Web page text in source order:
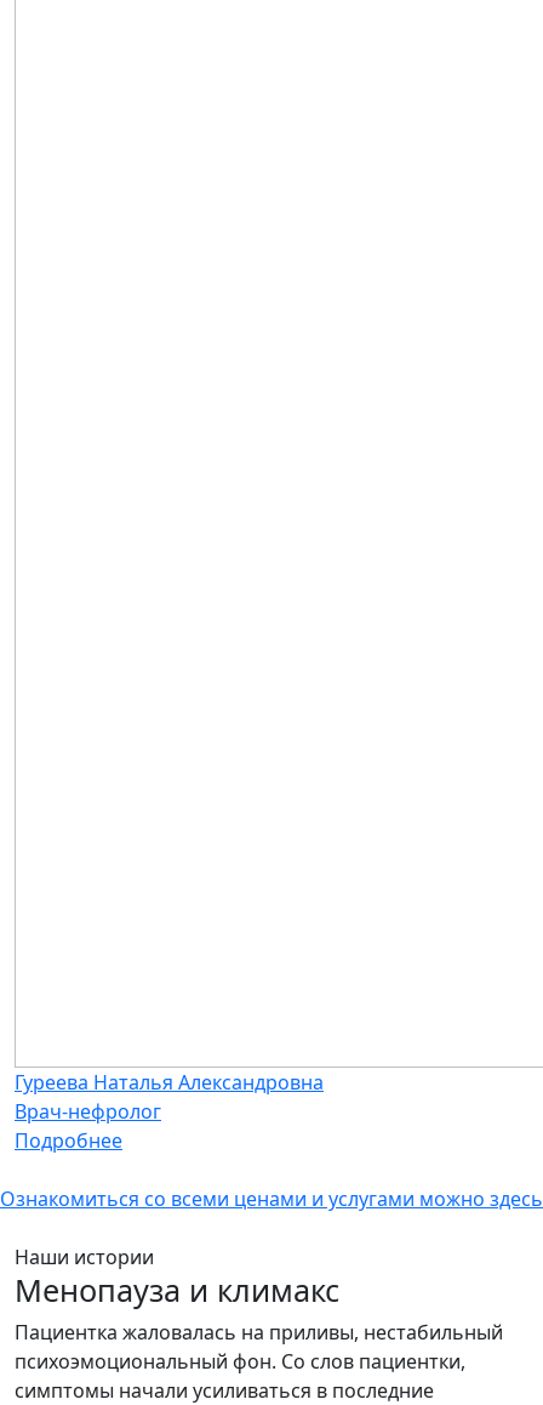
Гуреева Наталья Александровна
Врач-нефролог
Подробнее
Ознакомиться со всеми ценами и услугами можно здесь
Наши истории
Менопауза и климакс
Пациентка жаловалась на приливы, нестабильный
психоэмоциональный фон. Со слов пациентки,
симптомы начали усиливаться в последние